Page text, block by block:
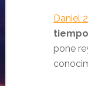
Daniel
pone